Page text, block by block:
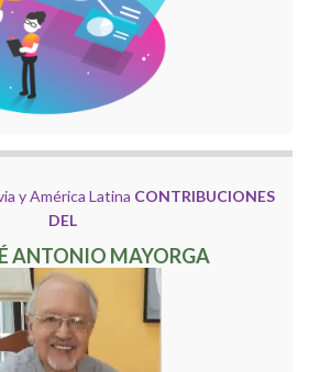
y América Latina CONTRIBUCIONES
DEL
ANTONIO MAYORGA